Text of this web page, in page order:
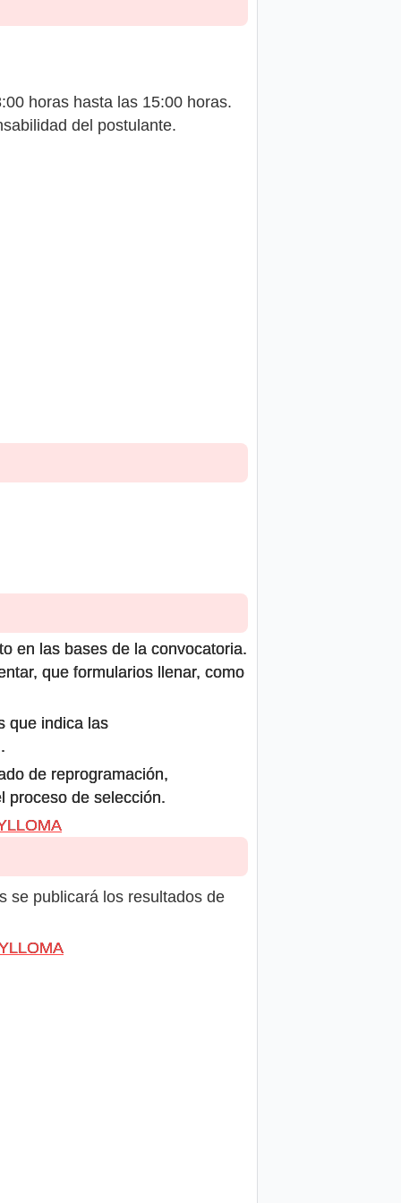
horas hasta las 15:00 horas.
del postulante.
en las bases de la convocatoria.
que formularios llenar, como
que indica las
de reprogramación,
proceso de selección.
se publicará los resultados de